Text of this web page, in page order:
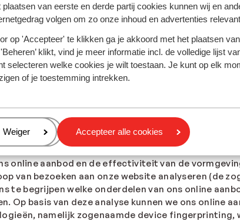
plaatsen van eerste en derde partij cookies kunnen wij en
volgen om zo onze inhoud en advertenties
op 'Accepteer' te klikken ga je akkoord met het plaatsen
klikt, vind je meer informatie incl. de volledige lijst
selecteren welke cookies je wilt toestaan. Je kunt op elk
of je toestemming intrekken.
Beheren
Weiger Accepteer alle cookies
verandert dan bestaat de kans dat je meerdere
advertentie cookies dan kun je dit tevens
website (bepaalde) advertentiecookies hebt
Het kan nog wel voorkomen dat je van
Google-signals zijn sessiegegevens van sites en
hebben aangezet. Via de volgende link kun je
die wordt beheerd door Kickbite GmbH,
online aanbod en de effectiviteit van de
van bezoeken aan onze website analyseren (de
te begrijpen welke onderdelen van ons online
Op basis van deze analyse kunnen we ons online
namelijk zogenaamde device fingerprinting,